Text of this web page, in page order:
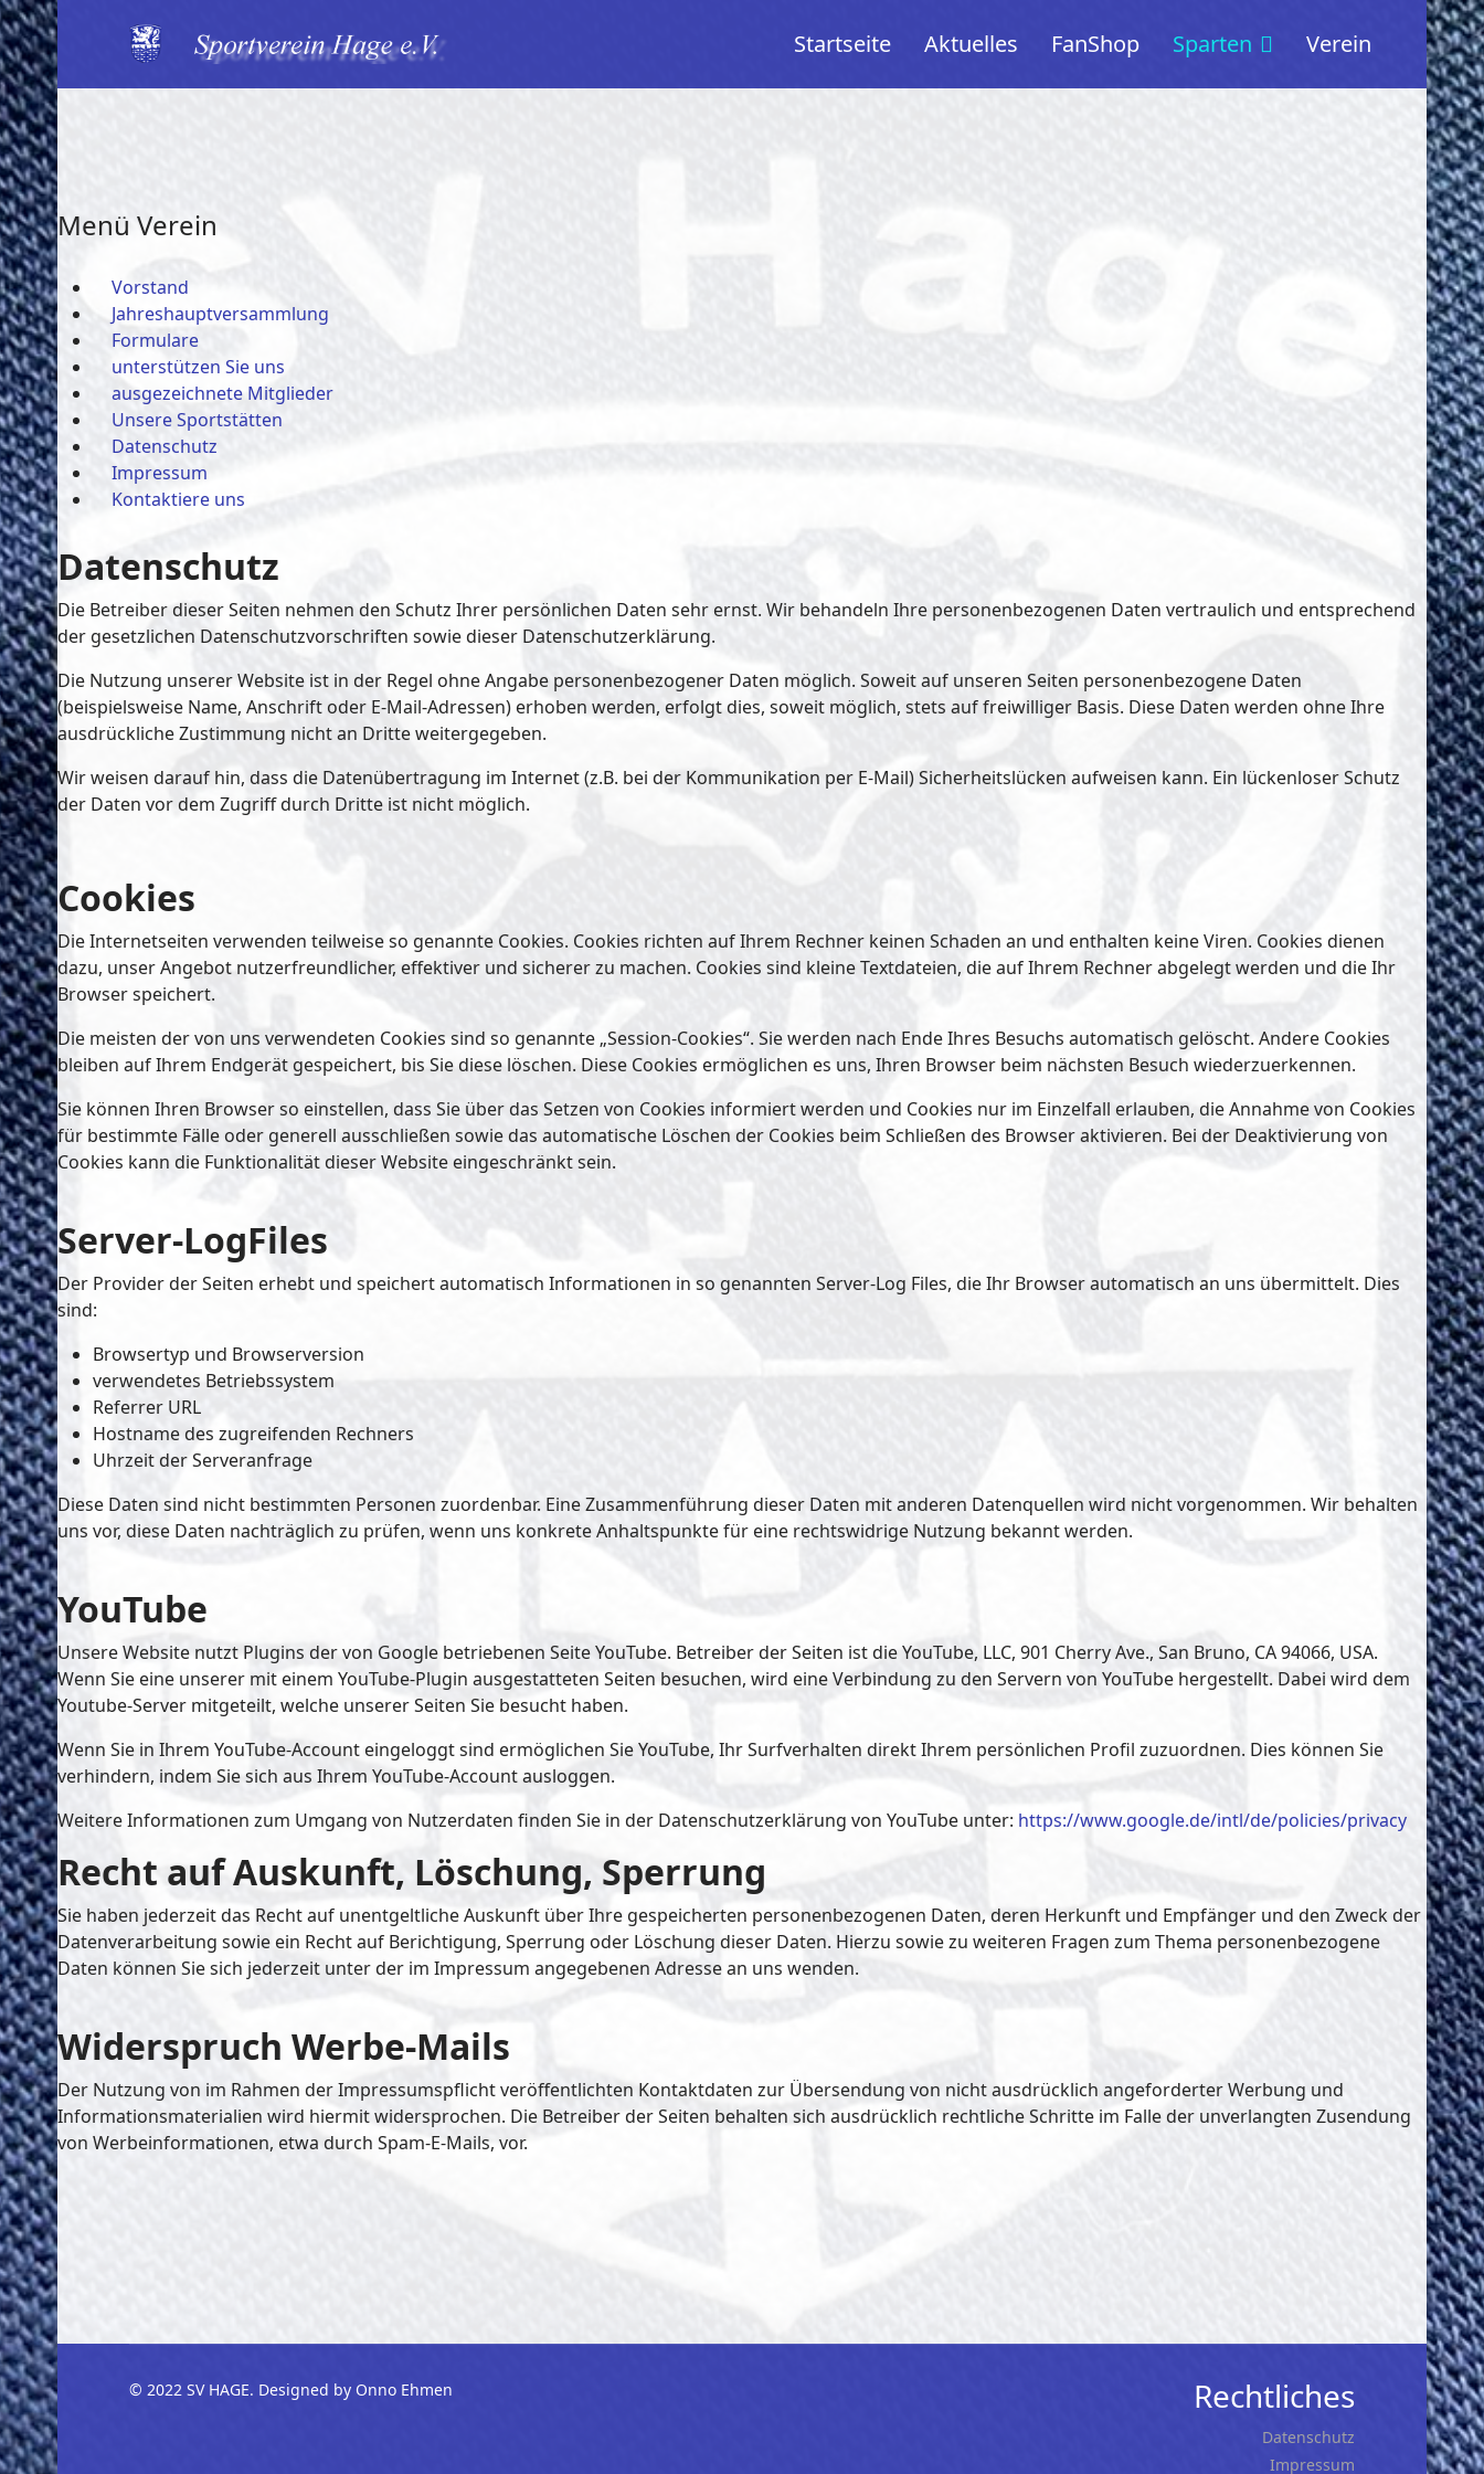
Startseite Aktuelles FanShop Sparten Verein
Menü Verein
Vorstand
Jahreshauptversammlung
Formulare
unterstützen Sie uns
ausgezeichnete Mitglieder
Unsere Sportstätten
Datenschutz
Impressum
Kontaktiere uns
Datenschutz
Die Betreiber dieser Seiten nehmen den Schutz Ihrer persönlichen Daten sehr ernst. Wir behandeln Ihre personenbezogenen Daten vertraulich und entsprechend
der gesetzlichen Datenschutzvorschriften sowie dieser Datenschutzerklärung.
Die Nutzung unserer Website ist in der Regel ohne Angabe personenbezogener Daten möglich. Soweit auf unseren Seiten personenbezogene Daten
(beispielsweise Name, Anschrift oder E-Mail-Adressen) erhoben werden, erfolgt dies, soweit möglich, stets auf freiwilliger Basis. Diese Daten werden ohne Ihre
ausdrückliche Zustimmung nicht an Dritte weitergegeben.
Wir weisen darauf hin, dass die Datenübertragung im Internet (z.B. bei der Kommunikation per E-Mail) Sicherheitslücken aufweisen kann. Ein lückenloser Schutz
der Daten vor dem Zugriff durch Dritte ist nicht möglich.
Cookies
Die Internetseiten verwenden teilweise so genannte Cookies. Cookies richten auf Ihrem Rechner keinen Schaden an und enthalten keine Viren. Cookies dienen
dazu, unser Angebot nutzerfreundlicher, effektiver und sicherer zu machen. Cookies sind kleine Textdateien, die auf Ihrem Rechner abgelegt werden und die Ihr
Browser speichert.
Die meisten der von uns verwendeten Cookies sind so genannte „Session-Cookies“. Sie werden nach Ende Ihres Besuchs automatisch gelöscht. Andere Cookies
bleiben auf Ihrem Endgerät gespeichert, bis Sie diese löschen. Diese Cookies ermöglichen es uns, Ihren Browser beim nächsten Besuch wiederzuerkennen.
Sie können Ihren Browser so einstellen, dass Sie über das Setzen von Cookies informiert werden und Cookies nur im Einzelfall erlauben, die Annahme von Cookies
für bestimmte Fälle oder generell ausschließen sowie das automatische Löschen der Cookies beim Schließen des Browser aktivieren. Bei der Deaktivierung von
Cookies kann die Funktionalität dieser Website eingeschränkt sein.
Server-LogFiles
Der Provider der Seiten erhebt und speichert automatisch Informationen in so genannten Server-Log Files, die Ihr Browser automatisch an uns übermittelt. Dies
sind:
Browsertyp und Browserversion
verwendetes Betriebssystem
Referrer URL
Hostname des zugreifenden Rechners
Uhrzeit der Serveranfrage
Diese Daten sind nicht bestimmten Personen zuordenbar. Eine Zusammenführung dieser Daten mit anderen Datenquellen wird nicht vorgenommen. Wir behalten
uns vor, diese Daten nachträglich zu prüfen, wenn uns konkrete Anhaltspunkte für eine rechtswidrige Nutzung bekannt werden.
YouTube
Unsere Website nutzt Plugins der von Google betriebenen Seite YouTube. Betreiber der Seiten ist die YouTube, LLC, 901 Cherry Ave., San Bruno, CA 94066, USA.
Wenn Sie eine unserer mit einem YouTube-Plugin ausgestatteten Seiten besuchen, wird eine Verbindung zu den Servern von YouTube hergestellt. Dabei wird dem
Youtube-Server mitgeteilt, welche unserer Seiten Sie besucht haben.
Wenn Sie in Ihrem YouTube-Account eingeloggt sind ermöglichen Sie YouTube, Ihr Surfverhalten direkt Ihrem persönlichen Profil zuzuordnen. Dies können Sie
verhindern, indem Sie sich aus Ihrem YouTube-Account ausloggen.
Weitere Informationen zum Umgang von Nutzerdaten finden Sie in der Datenschutzerklärung von YouTube unter: https://www.google.de/intl/de/policies/privacy
Recht auf Auskunft, Löschung, Sperrung
Sie haben jederzeit das Recht auf unentgeltliche Auskunft über Ihre gespeicherten personenbezogenen Daten, deren Herkunft und Empfänger und den Zweck der
Datenverarbeitung sowie ein Recht auf Berichtigung, Sperrung oder Löschung dieser Daten. Hierzu sowie zu weiteren Fragen zum Thema personenbezogene
Daten können Sie sich jederzeit unter der im Impressum angegebenen Adresse an uns wenden.
Widerspruch Werbe-Mails
Der Nutzung von im Rahmen der Impressumspflicht veröffentlichten Kontaktdaten zur Übersendung von nicht ausdrücklich angeforderter Werbung und
Informationsmaterialien wird hiermit widersprochen. Die Betreiber der Seiten behalten sich ausdrücklich rechtliche Schritte im Falle der unverlangten Zusendung
von Werbeinformationen, etwa durch Spam-E-Mails, vor.
© 2022 SV HAGE. Designed by Onno Ehmen Rechtliches
Datenschutz
Impressum